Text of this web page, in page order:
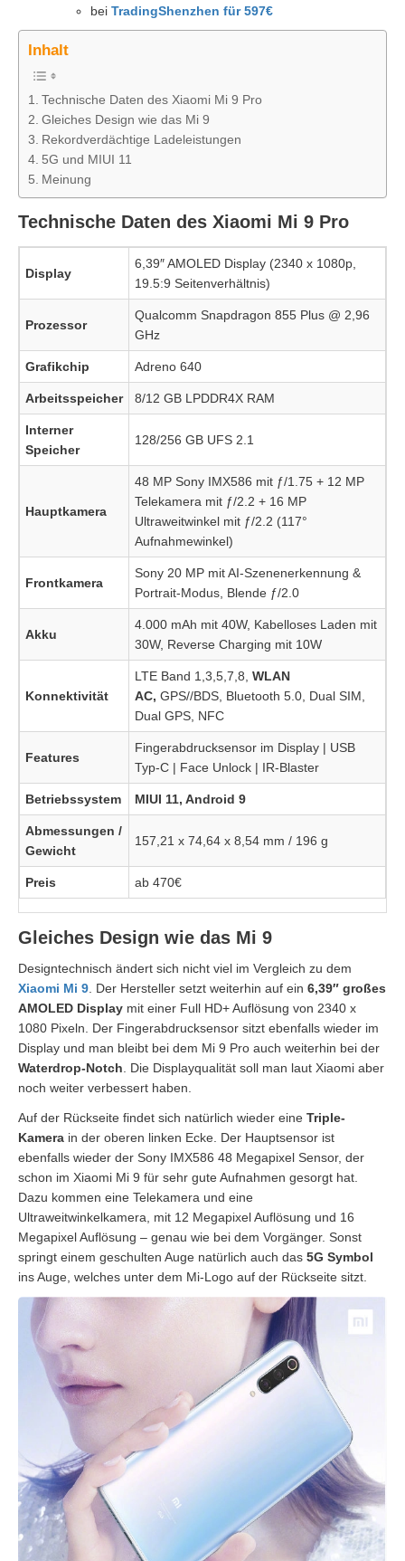
bei TradingShenzhen für 597€
Inhalt
Technische Daten des Xiaomi Mi 9 Pro
Gleiches Design wie das Mi 9
Rekordverdächtige Ladeleistungen
5G und MIUI 11
Meinung
Technische Daten des Xiaomi Mi 9 Pro
Display
6,39″ AMOLED Display (2340 x 1080p,
19.5:9 Seitenverhältnis)
Prozessor
Qualcomm Snapdragon 855 Plus @ 2,96
GHz
Grafikchip Adreno 640
Arbeitsspeicher 8/12 GB LPDDR4X RAM
Interner
Speicher
128/256 GB UFS 2.1
Hauptkamera
48 MP Sony IMX586 mit ƒ/1.75 + 12 MP
Telekamera mit ƒ/2.2 + 16 MP
Ultraweitwinkel mit ƒ/2.2 (117°
Aufnahmewinkel)
Frontkamera
Sony 20 MP mit AI-Szenenerkennung &
Portrait-Modus, Blende ƒ/2.0
Akku
4.000 mAh mit 40W, Kabelloses Laden mit
30W, Reverse Charging mit 10W
Konnektivität
LTE Band 1,3,5,7,8, WLAN
AC, GPS//BDS, Bluetooth 5.0, Dual SIM,
Dual GPS, NFC
Features
Fingerabdrucksensor im Display | USB
Typ-C | Face Unlock | IR-Blaster
Betriebssystem MIUI 11, Android 9
Abmessungen /
Gewicht
157,21 x 74,64 x 8,54 mm / 196 g
Preis ab 470€
Gleiches Design wie das Mi 9
Designtechnisch ändert sich nicht viel im Vergleich zu dem
Xiaomi Mi 9. Der Hersteller setzt weiterhin auf ein 6,39″ großes
AMOLED Display mit einer Full HD+ Auflösung von 2340 x
1080 Pixeln. Der Fingerabdrucksensor sitzt ebenfalls wieder im
Display und man bleibt bei dem Mi 9 Pro auch weiterhin bei der
Waterdrop-Notch. Die Displayqualität soll man laut Xiaomi aber
noch weiter verbessert haben.
Auf der Rückseite findet sich natürlich wieder eine Triple-
Kamera in der oberen linken Ecke. Der Hauptsensor ist
ebenfalls wieder der Sony IMX586 48 Megapixel Sensor, der
schon im Xiaomi Mi 9 für sehr gute Aufnahmen gesorgt hat.
Dazu kommen eine Telekamera und eine
Ultraweitwinkelkamera, mit 12 Megapixel Auflösung und 16
Megapixel Auflösung – genau wie bei dem Vorgänger. Sonst
springt einem geschulten Auge natürlich auch das 5G Symbol
ins Auge, welches unter dem Mi-Logo auf der Rückseite sitzt.